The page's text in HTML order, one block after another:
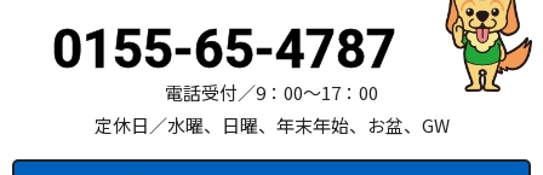
0155-65-4787
電話受付／9：00～17：00
定休日／水曜、日曜、年末年始、お盆、GW